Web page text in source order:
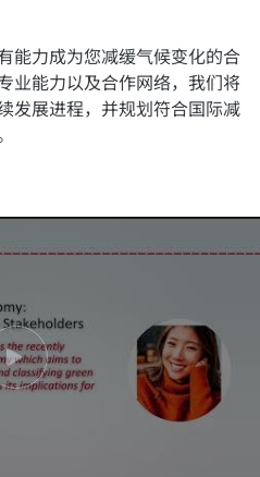
能力成为您减缓气候变化的合
业能力以及合作网络，我们将
发展进程，并规划符合国际减